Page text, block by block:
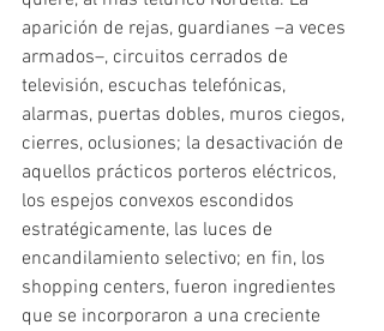
aparición de rejas, guardianes –a veces
armados–, circuitos cerrados de
televisión, escuchas telefónicas,
alarmas, puertas dobles, muros ciegos,
cierres, oclusiones; la desactivación de
aquellos prácticos porteros eléctricos,
los espejos convexos escondidos
estratégicamente, las luces de
encandilamiento selectivo; en fin, los
shopping centers, fueron ingredientes
que se incorporaron a una creciente